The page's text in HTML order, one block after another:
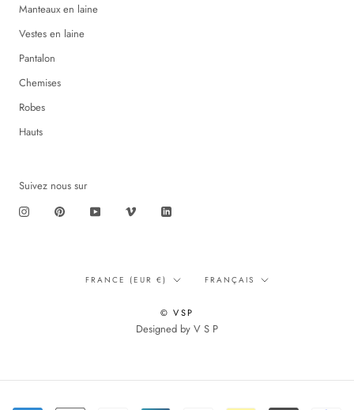
Manteaux en laine
Vestes en laine
Pantalon
Chemises
Robes
Hauts
Suivez nous sur
Translation
fr.footer.general.country
FRANCE (EUR €) Langue
FRANÇAIS
© VSP
Designed by V S P